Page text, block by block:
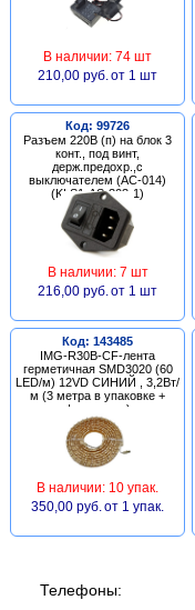
В наличии: 74 шт
210,00 руб. от 1 шт
Код: 99726
Разъем 220В (п) на блок 3
конт., под винт,
держ.предохр.,с
выключателем (AC-014)
(KLS1-AS-303-1)
В наличии: 7 шт
216,00 руб. от 1 шт
Код: 143485
IMG-R30B-CF-лента
герметичная SMD3020 (60
LED/м) 12VD СИНИЙ , 3,2Вт/
м (3 метра в упаковке +
фурнитура)
В наличии: 10 упак.
350,00 руб. от 1 упак.
Телефоны: